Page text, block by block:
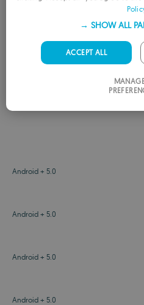
Android + 5.0
Android + 5.0
Android + 5.0
Android + 5.0
SHOW ALL
ACCEPT ALL